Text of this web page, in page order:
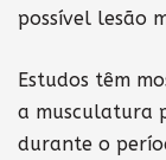
possível lesão
Estudos têm
a musculatura
durante o